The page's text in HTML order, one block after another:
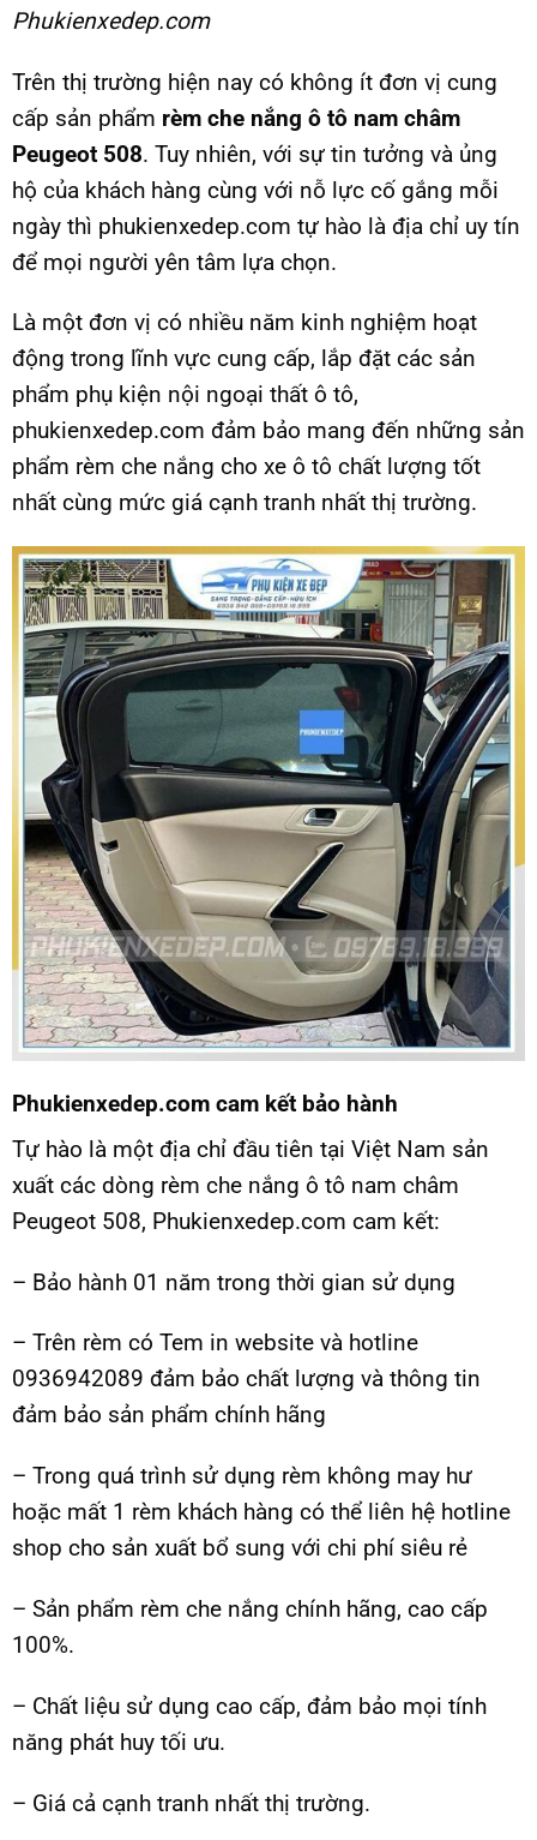
Phukienxedep.com
Trên thị trường hiện nay có không ít đơn vị cung
cấp sản phẩm rèm che nắng ô tô nam châm
Peugeot 508. Tuy nhiên, với sự tin tưởng và ủng
hộ của khách hàng cùng với nỗ lực cố gắng mỗi
ngày thì phukienxedep.com tự hào là địa chỉ uy tín
để mọi người yên tâm lựa chọn.
Là một đơn vị có nhiều năm kinh nghiệm hoạt
động trong lĩnh vực cung cấp, lắp đặt các sản
phẩm phụ kiện nội ngoại thất ô tô,
phukienxedep.com đảm bảo mang đến những sản
phẩm rèm che nắng cho xe ô tô chất lượng tốt
nhất cùng mức giá cạnh tranh nhất thị trường.
Phukienxedep.com cam kết bảo hành
Tự hào là một địa chỉ đầu tiên tại Việt Nam sản
xuất các dòng rèm che nắng ô tô nam châm
Peugeot 508, Phukienxedep.com cam kết:
– Bảo hành 01 năm trong thời gian sử dụng
– Trên rèm có Tem in website và hotline
0936942089 đảm bảo chất lượng và thông tin
đảm bảo sản phẩm chính hãng
– Trong quá trình sử dụng rèm không may hư
hoặc mất 1 rèm khách hàng có thể liên hệ hotline
shop cho sản xuất bổ sung với chi phí siêu rẻ
– Sản phẩm rèm che nắng chính hãng, cao cấp
100%.
– Chất liệu sử dụng cao cấp, đảm bảo mọi tính
năng phát huy tối ưu.
– Giá cả cạnh tranh nhất thị trường.